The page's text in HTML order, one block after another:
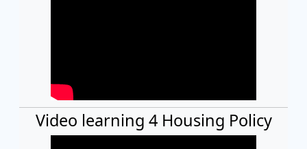
Video learning 4 Housing Policy